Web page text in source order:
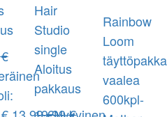
€
Hair
Studio
single
Aloitus
pakkaus
Rainbow
Loom
vaalea
600kpl-